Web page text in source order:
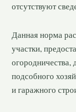
отсутствуют
Данная норма
участки,
огородничества,
подсобного
и гаражного